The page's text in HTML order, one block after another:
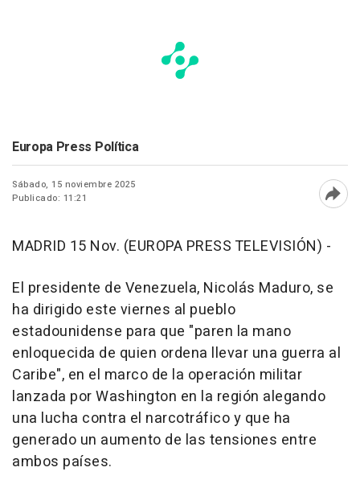
Europa Press Política
Sábado, 15 noviembre 2025
Publicado: 11:21
MADRID 15 Nov. (EUROPA PRESS TELEVISIÓN) -
El presidente de Venezuela, Nicolás Maduro, se
ha dirigido este viernes al pueblo
estadounidense para que "paren la mano
enloquecida de quien ordena llevar una guerra al
Caribe", en el marco de la operación militar
lanzada por Washington en la región alegando
una lucha contra el narcotráfico y que ha
generado un aumento de las tensiones entre
ambos países.